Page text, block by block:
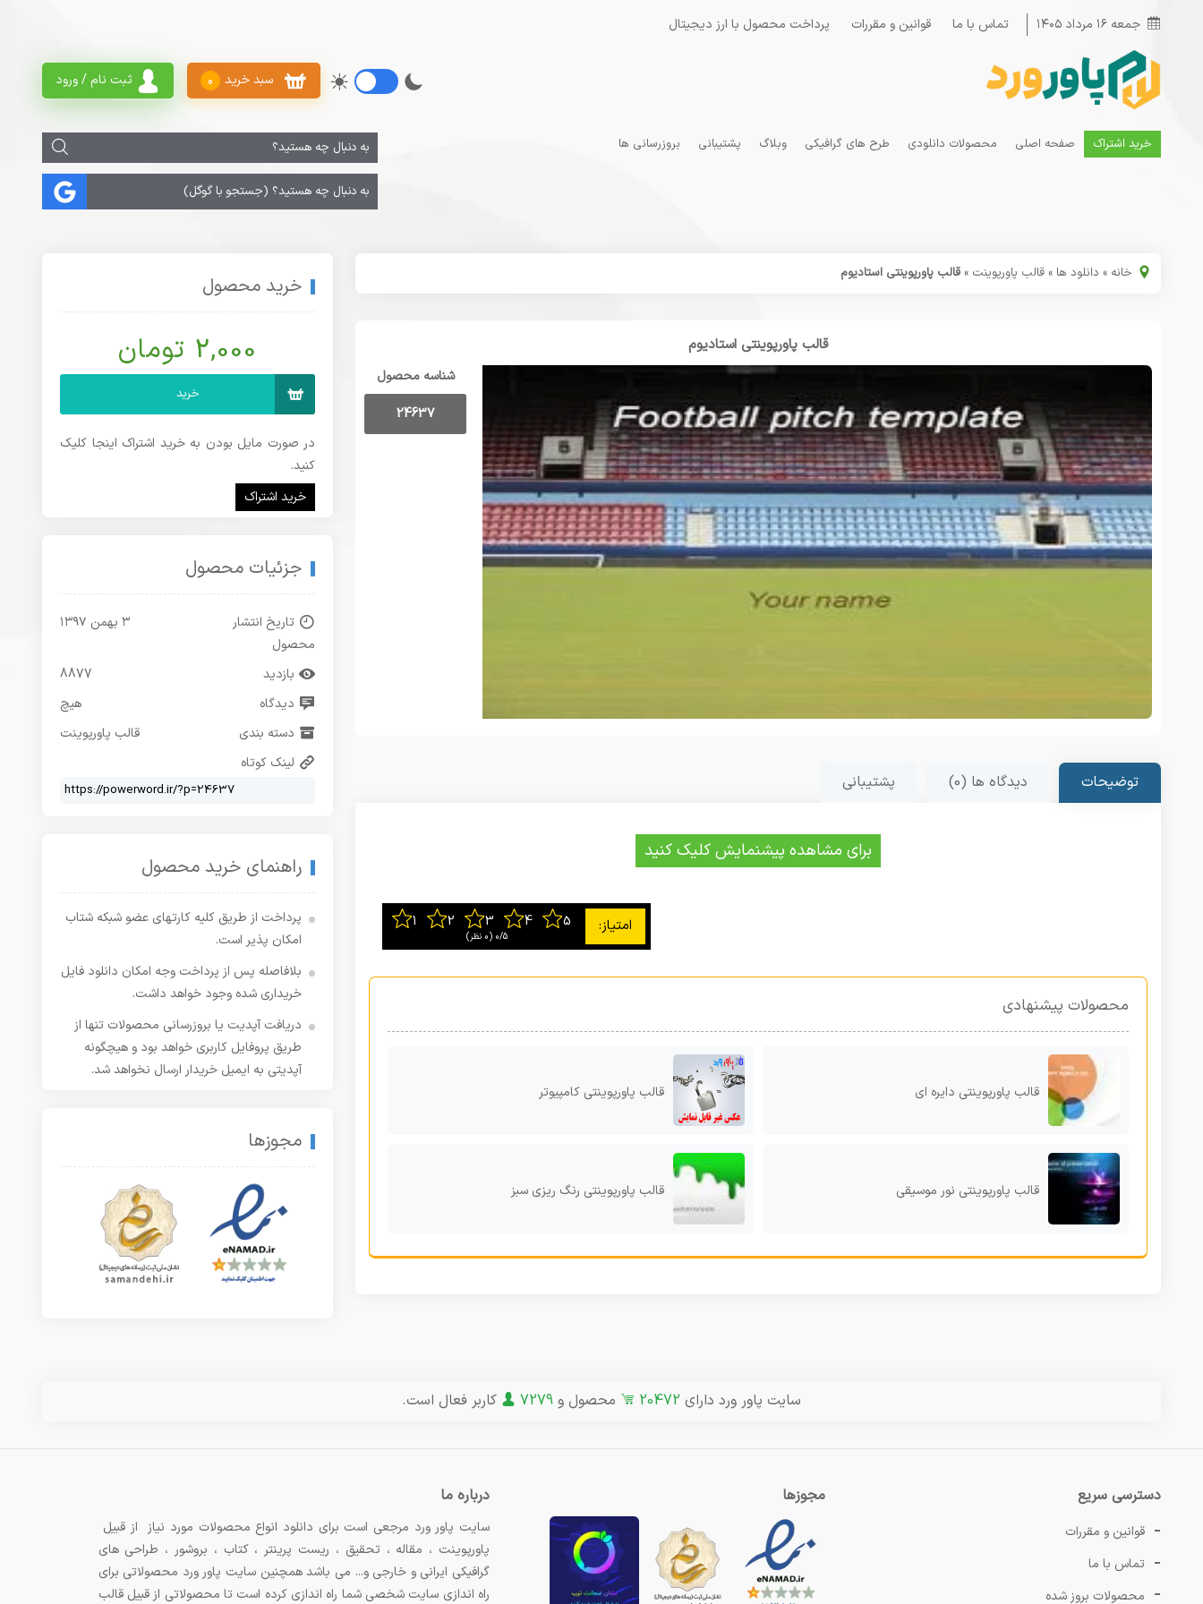
جمعه ۱۶ مرداد ۱۴۰۵ تماس با ما قوانین و مقررات پرداخت محصول با ارز دیجیتال
ثبت نام / ورود سبد خرید 0
خرید اشتراک صفحه اصلی محصولات دانلودی طرح های گرافیکی وبلاگ پشتیبانی بروزرسانی ها
خانه » دانلود ها » قالب پاورپوینت » قالب پاورپوینتی استادیوم
قالب پاورپوینتی استادیوم
شناسه محصول
24637
توضیحات دیدگاه ها (0) پشتیبانی
برای مشاهده پیشنمایش کلیک کنید
0/5 ‫(0 نظر)
محصولات پیشنهادی
قالب پاورپوینتی دایره ای قالب پاورپوینتی کامپیوتر
قالب پاورپوینتی نور موسیقی قالب پاورپوینتی رنگ ریزی سبز
خرید محصول
2,000 تومان
خرید
در صورت مایل بودن به خرید اشتراک اینجا کلیک
کنید.
خرید اشتراک
جزئیات محصول
تاریخ انتشار
محصول
۳ بهمن ۱۳۹۷
بازدید
8877
دیدگاه
هیچ
دسته بندی
قالب پاورپوینت
لینک کوتاه
راهنمای خرید محصول
پرداخت از طریق کلیه کارتهای عضو شبکه شتاب
امکان پذیر است.
بلافاصله پس از پرداخت وجه امکان دانلود فایل
خریداری شده وجود خواهد داشت.
دریافت آپدیت یا بروزرسانی محصولات تنها از
طریق پروفایل کاربری خواهد بود و هیچگونه
آپدیتی به ایمیل خریدار ارسال نخواهد شد.
مجوزها
سایت پاور ورد دارای 20472 محصول و 7279 کاربر فعال است.
دسترسی سریع
قوانین و مقررات
تماس با ما
محصولات بروز شده
مجوزها درباره ما
سایت پاور ورد مرجعی است برای دانلود انواع محصولات مورد نیاز از قبیل
پاورپوینت ، مقاله ، تحقیق ، ریست پرینتر ، کتاب ، بروشور ، طراحی های
گرافیکی ایرانی و خارجی و... می باشد همچنین سایت پاور ورد محصولاتی برای
راه اندازی سایت شخصی شما راه اندازی کرده است تا محصولاتی از قبیل قالب